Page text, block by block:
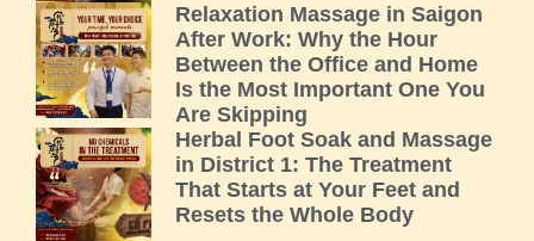
Relaxation Massage in Saigon
After Work: Why the Hour
Between the Office and Home
Is the Most Important One You
Are Skipping
Herbal Foot Soak and Massage
in District 1: The Treatment
That Starts at Your Feet and
Resets the Whole Body